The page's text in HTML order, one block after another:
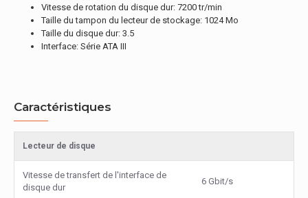
Vitesse de rotation du disque dur: 7200 tr/min
Taille du tampon du lecteur de stockage: 1024 Mo
Taille du disque dur: 3.5
Interface: Série ATA III
Caractéristiques
Lecteur de disque
Vitesse de transfert de l'interface de
disque dur
6 Gbit/s